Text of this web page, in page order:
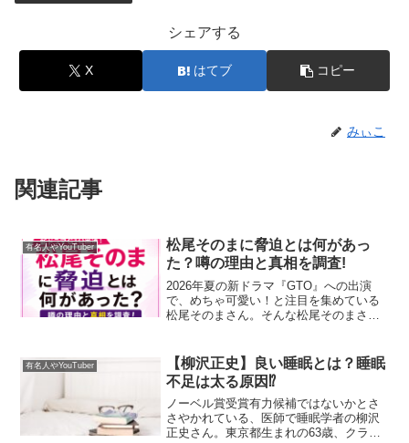
シェアする
X はてブ コピー
みぃこ
関連記事
有名人やYouTuber
松尾そのまに脅迫とは何があっ
た？噂の理由と真相を調査!
2026年夏の新ドラマ『GTO』への出演
で、めちゃ可愛い！と注目を集めている
松尾そのまさん。そんな松尾そのまさん
す。何か事件に巻き込まれたの？本人が
脅迫されたの？と、気に...
有名人やYouTuber
【柳沢正史】良い睡眠とは？睡眠
不足は太る原因⁉
ノーベル賞受賞有力候補ではないかとさ
さやかれている、医師で睡眠学者の柳沢
正史さん。東京都生まれの63歳、クラシ